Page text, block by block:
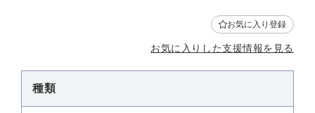
お気に入り登録
お気に入りした支援情報を見る
種類